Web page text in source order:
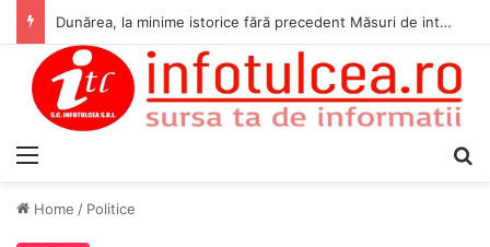
Dunărea, la minime istorice fără precedent Măsuri de intervenție pentru menținerea debitelor minime, necesare pentru producția de energie nucleară
Home / Politice